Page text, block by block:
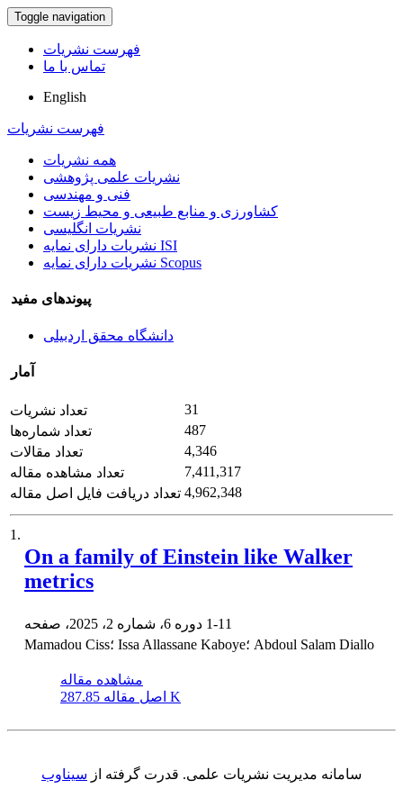
Toggle navigation
فهرست نشریات
تماس با ما
English
فهرست نشریات
همه نشریات
نشریات علمی پژوهشی
فنی و مهندسی
کشاورزی و منابع طبیعی و محیط زیست
نشریات انگلیسی
نشریات دارای نمایه ISI
نشریات دارای نمایه Scopus
پیوندهای مفید
دانشگاه محقق اردبیلی
آمار
تعداد نشریات
31
تعداد شماره‌ها
487
تعداد مقالات
4,346
تعداد مشاهده مقاله
7,411,317
تعداد دریافت فایل اصل مقاله 4,962,348
1.
On a family of Einstein like Walker
metrics
1-11
Mamadou Ciss؛ Issa Allassane Kaboye؛ Abdoul Salam Diallo
مشاهده مقاله
اصل مقاله 287.85 K
سامانه مدیریت نشریات علمی. قدرت گرفته از سیناوب